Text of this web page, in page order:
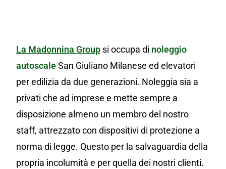
La Madonnina Group si occupa di noleggio
autoscaleSan Giuliano Milanese ed elevatori
per edilizia da due generazioni. Noleggia sia a
privati che ad imprese e mette sempre a
disposizione almeno un membro del nostro
staff, attrezzato con dispositivi di protezione a
norma di legge. Questo per la salvaguardia della
propria incolumità e per quella dei nostri clienti.